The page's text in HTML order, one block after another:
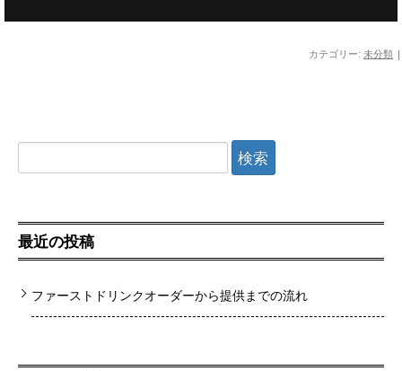
カテゴリー: 未分類 |
索:
最近の投稿
ファーストドリンクオーダーから提供までの流れ